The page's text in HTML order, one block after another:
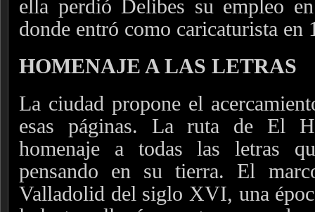
ella perdió Delibes su empleo
donde entró como caricaturista en
HOMENAJE A LAS LETRAS
La ciudad propone el
esas páginas. La ruta de El
homenaje a todas las letras
pensando en su tierra. El
Valladolid del siglo XVI, una